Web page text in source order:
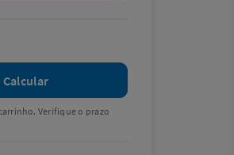
Calcular
Verifique o prazo